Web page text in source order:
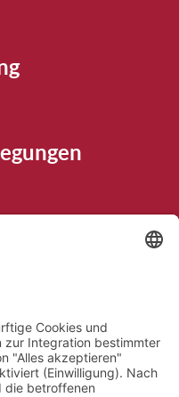
1 Stunde vor
Ausnahme: nicht am
04.08.2026